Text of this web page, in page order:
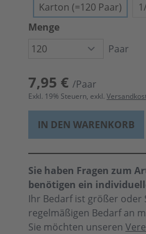
Karton (=120 Paar)
Menge
Paar
7,95 € /Paar
Exkl. 19% Steuern, exkl.
IN DEN WARENKORB
Sie haben Fragen zum
benötigen ein
Ihr Bedarf ist größer oder
regelmäßigen Bedarf an
Sie möchten unseren